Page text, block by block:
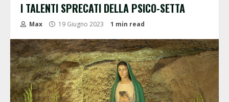
I TALENTI SPRECATI DELLA PSICO-SETTA
Max 19 Giugno 2023 1 min read